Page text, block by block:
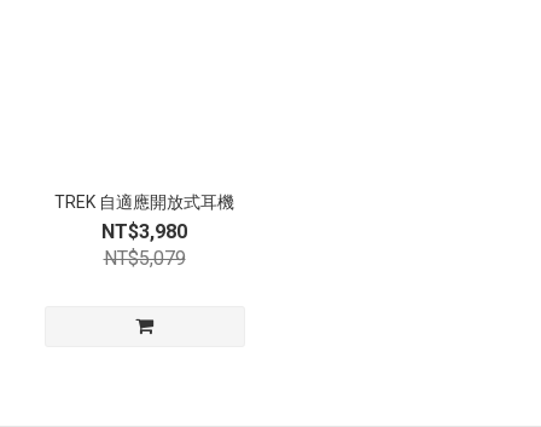
TREK 自適應開放式耳機
NT$3,980
NT$5,079